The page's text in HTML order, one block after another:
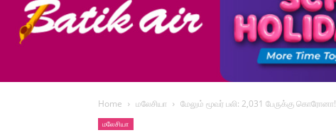
Home மலேசியா மேலும் மூவர் பலி: 2,031 பேருக்கு கொரோனா!
மலேசியா